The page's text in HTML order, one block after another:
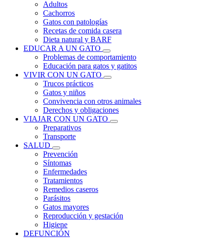
Adultos
Cachorros
Gatos con patologías
Recetas de comida casera
Dieta natural y BARF
EDUCAR A UN GATO
Problemas de comportamiento
Educación para gatos y gatitos
VIVIR CON UN GATO
Trucos prácticos
Gatos y niños
Convivencia con otros animales
Derechos y obligaciones
VIAJAR CON UN GATO
Preparativos
Transporte
SALUD
Prevención
Síntomas
Enfermedades
Tratamientos
Remedios caseros
Parásitos
Gatos mayores
Reproducción y gestación
Higiene
DEFUNCIÓN